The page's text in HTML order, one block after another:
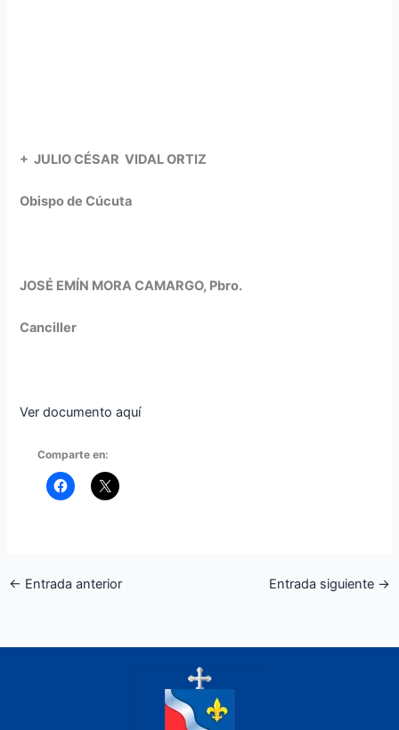
+ JULIO CÉSAR VIDAL ORTIZ
Obispo de Cúcuta
JOSÉ EMÍN MORA CAMARGO, Pbro.
Canciller
Ver documento aquí
Comparte en:
← Entrada anterior Entrada siguiente →